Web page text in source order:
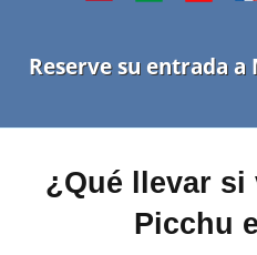
Reserve su entrada
¿Qué llevar si
Picchu